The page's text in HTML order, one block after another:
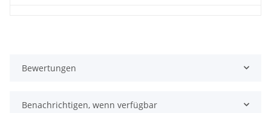
Bewertungen
Benachrichtigen, wenn verfügbar